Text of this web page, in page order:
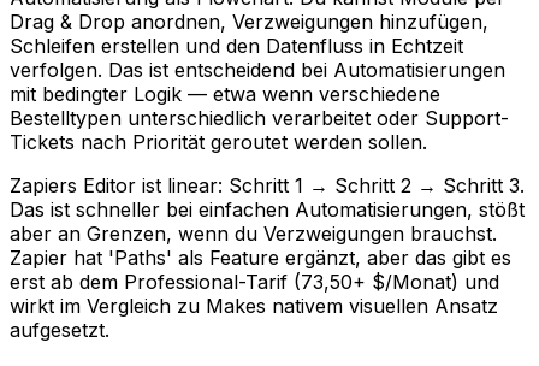
Drag & Drop anordnen, Verzweigungen hinzufügen,
Schleifen erstellen und den Datenfluss in Echtzeit
verfolgen. Das ist entscheidend bei Automatisierungen
mit bedingter Logik — etwa wenn verschiedene
Bestelltypen unterschiedlich verarbeitet oder Support-
Tickets nach Priorität geroutet werden sollen.
Zapiers Editor ist linear: Schritt 1 → Schritt 2 → Schritt 3.
Das ist schneller bei einfachen Automatisierungen, stößt
aber an Grenzen, wenn du Verzweigungen brauchst.
Zapier hat 'Paths' als Feature ergänzt, aber das gibt es
erst ab dem Professional-Tarif (73,50+ $/Monat) und
wirkt im Vergleich zu Makes nativem visuellen Ansatz
aufgesetzt.